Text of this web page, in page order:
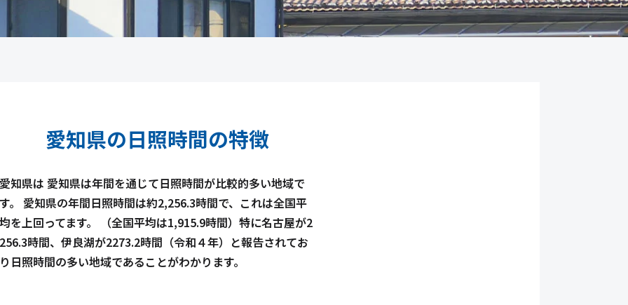
愛知県の日照時間の特徴
愛知県は 愛知県は年間を通じて日照時間が比較的多い地域で
す。 愛知県の年間日照時間は約2,256.3時間で、これは全国平
均を上回ってます。 （全国平均は1,915.9時間）特に名古屋が2
256.3時間、伊良湖が2273.2時間（令和４年）と報告されてお
り日照時間の多い地域であることがわかります。